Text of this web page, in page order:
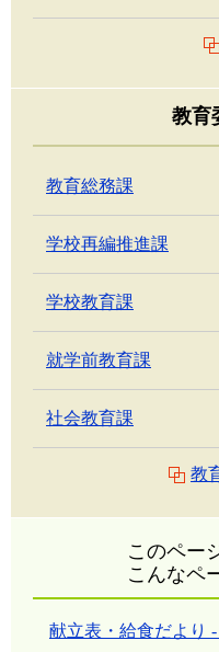
教育
教育総務課
学校再編推進課
学校教育課
就学前教育課
社会教育課
教
このペー
こんなペ
献立表・給食だより